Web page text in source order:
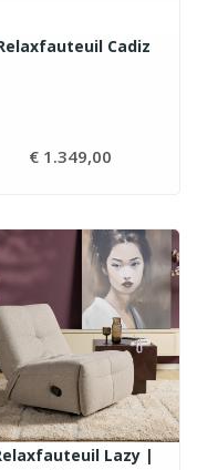
Cadiz
€ 1.349,00
Lazy |